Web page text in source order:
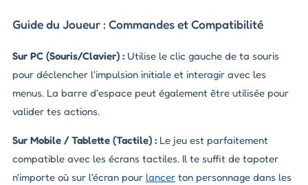
Guide du Joueur : Commandes et Compatibilité
Sur PC (Souris/Clavier) : Utilise le clic gauche de ta souris
pour déclencher l'impulsion initiale et interagir avec les
menus. La barre d'espace peut également être utilisée pour
valider tes actions.
Sur Mobile / Tablette (Tactile) : Le jeu est parfaitement
compatible avec les écrans tactiles. Il te suffit de tapoter
n'importe où sur l'écran pour lancer ton personnage dans les